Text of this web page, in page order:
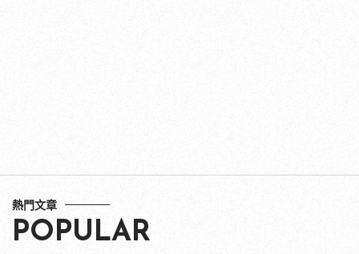
熱門文章
POPULAR